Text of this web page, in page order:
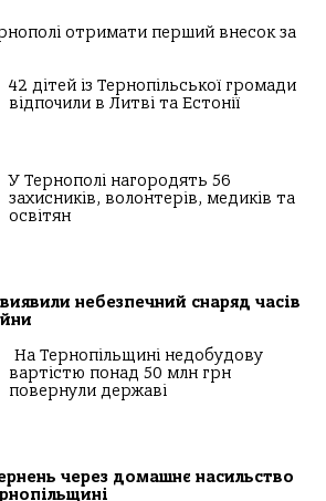
отримати перший внесок за
42 дітей із Тернопільської громади
відпочили в Литві та Естонії
У Тернополі нагородять 56
захисників, волонтерів, медиків та
освітян
небезпечний снаряд часів
На Тернопільщині недобудову
вартістю понад 50 млн грн
повернули державі
через домашнє насильство